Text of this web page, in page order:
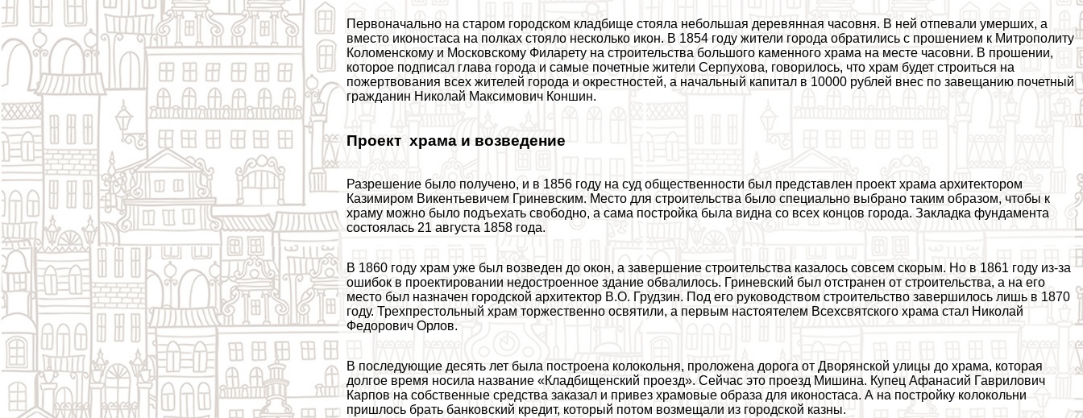
Первоначально на старом городском кладбище стояла небольшая деревянная часовня. В ней отпевали умерших, а
вместо иконостаса на полках стояло несколько икон. В 1854 году жители города обратились с прошением к Митрополиту
Коломенскому и Московскому Филарету на строительства большого каменного храма на месте часовни. В прошении,
которое подписал глава города и самые почетные жители Серпухова, говорилось, что храм будет строиться на
пожертвования всех жителей города и окрестностей, а начальный капитал в 10000 рублей внес по завещанию почетный
гражданин Николай Максимович Коншин.
Проект храма и возведение
Разрешение было получено, и в 1856 году на суд общественности был представлен проект храма архитектором
Казимиром Викентьевичем Гриневским. Место для строительства было специально выбрано таким образом, чтобы к
храму можно было подъехать свободно, а сама постройка была видна со всех концов города. Закладка фундамента
состоялась 21 августа 1858 года.
В 1860 году храм уже был возведен до окон, а завершение строительства казалось совсем скорым. Но в 1861 году из-за
ошибок в проектировании недостроенное здание обвалилось. Гриневский был отстранен от строительства, а на его
место был назначен городской архитектор В.О. Грудзин. Под его руководством строительство завершилось лишь в 1870
году. Трехпрестольный храм торжественно освятили, а первым настоятелем Всехсвятского храма стал Николай
Федорович Орлов.
В последующие десять лет была построена колокольня, проложена дорога от Дворянской улицы до храма, которая
долгое время носила название «Кладбищенский проезд». Сейчас это проезд Мишина. Купец Афанасий Гаврилович
Карпов на собственные средства заказал и привез храмовые образа для иконостаса. А на постройку колокольни
пришлось брать банковский кредит, который потом возмещали из городской казны.